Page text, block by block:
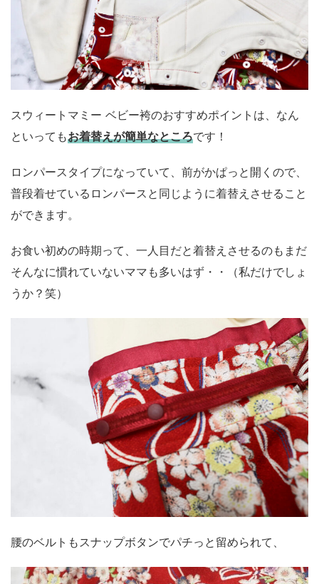
スウィートマミー ベビー袴のおすすめポイントは、なん
といってもお着替えが簡単なところです！
ロンパースタイプになっていて、前がかぱっと開くので、
普段着せているロンパースと同じように着替えさせること
ができます。
お食い初めの時期って、一人目だと着替えさせるのもまだ
そんなに慣れていないママも多いはず・・（私だけでしょ
うか？笑）
腰のベルトもスナップボタンでパチっと留められて、